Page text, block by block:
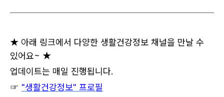
★ 아래 링크에서 다양한 생활건강정보 채널을 만날 수
있어요~ ★
업데이트는 매일 진행됩니다.
☞ "생활건강정보" 프로필